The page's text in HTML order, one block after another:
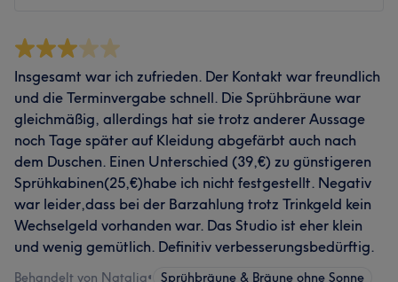
Insgesamt war ich zufrieden. Der Kontakt war freundlich
und die Terminvergabe schnell. Die Sprühbräune war
gleichmäßig, allerdings hat sie trotz anderer Aussage
noch Tage später auf Kleidung abgefärbt auch nach
dem Duschen. Einen Unterschied (39,€) zu günstigeren
Sprühkabinen(25,€)habe ich nicht festgestellt. Negativ
war leider,dass bei der Barzahlung trotz Trinkgeld kein
Wechselgeld vorhanden war. Das Studio ist eher klein
und wenig gemütlich. Definitiv verbesserungsbedürftig.
Behandelt von Natalia• Sprühbräune & Bräune ohne Sonne